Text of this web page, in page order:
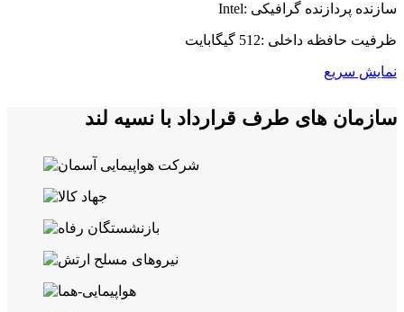
سازنده پردازنده گرافیکی :Intel
ظرفیت حافظه داخلی :512 گیگابایت
نمایش سریع
سازمان های طرف قرارداد با نسیه لند